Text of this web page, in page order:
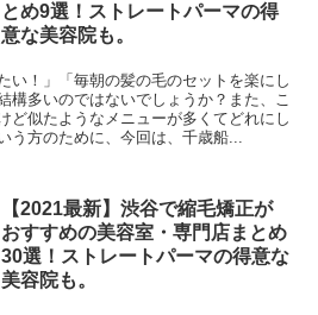
とめ9選！ストレートパーマの得
意な美容院も。
い！」「毎朝の髪の毛のセットを楽にし
構多いのではないでしょうか？また、こ
ど似たようなメニューが多くてどれにし
う方のために、今回は、千歳船...
【2021最新】渋谷で縮毛矯正が
おすすめの美容室・専門店まとめ
30選！ストレートパーマの得意な
美容院も。